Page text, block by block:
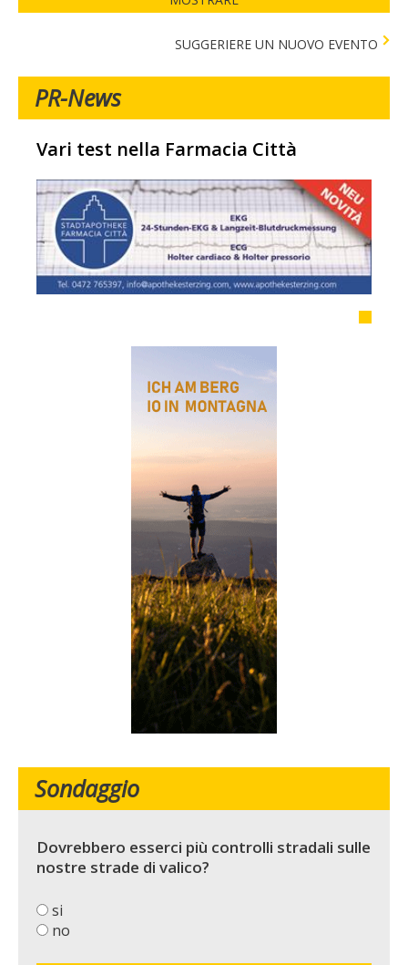
SUGGERIERE UN NUOVO EVENTO
PR-News
Vari test nella Farmacia Città
Sondaggio
Dovrebbero esserci più controlli stradali sulle
nostre strade di valico?
si
no